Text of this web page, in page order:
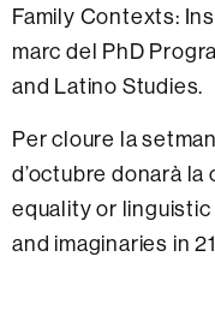
Family Contexts:
marc del PhD
and Latino Studies.
Per cloure la
d’octubre donarà
equality or
and imaginaries in 21